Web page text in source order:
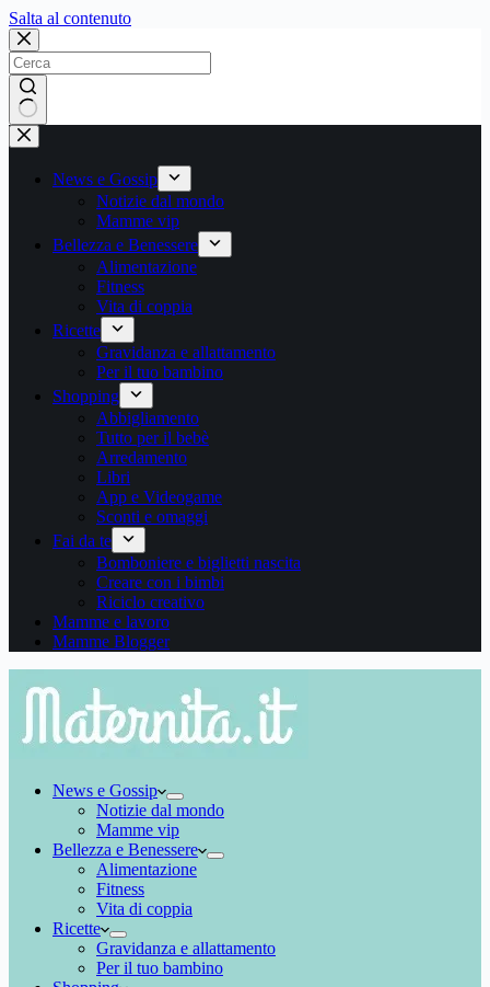
Salta al contenutoSalta
contenuto
Nessun
risultato
News e Gossip
Notizie dal mondo
Mamme vip
Bellezza e Benessere
Alimentazione
Fitness
Vita di coppia
Ricette
Gravidanza e allattamento
Per il tuo bambino
Shopping
Abbigliamento
Tutto per il bebè
Arredamento
Libri
App e Videogame
Sconti e omaggi
Fai da te
Bomboniere e biglietti nascita
Creare con i bimbi
Riciclo creativo
Mamme e lavoro
Mamme Blogger
News e Gossip
Notizie dal mondo
Mamme vip
Bellezza e Benessere
Alimentazione
Fitness
Vita di coppia
Ricette
Gravidanza e allattamento
Per il tuo bambino